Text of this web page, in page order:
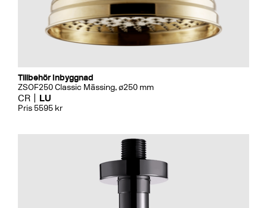
Tillbehör Inbyggnad
ZSOF250 Classic Mässing, ø250 mm
CR LU
Pris 5595 kr